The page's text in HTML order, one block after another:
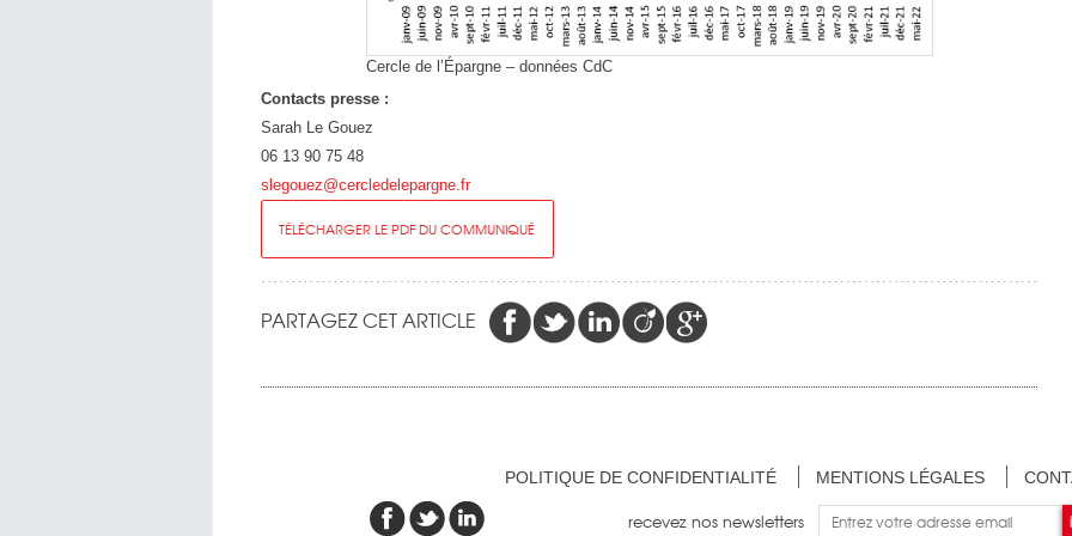
Cercle de l’Épargne – données CdC
Contacts presse :
Sarah Le Gouez
06 13 90 75 48
slegouez@cercledelepargne.fr
TÉLÉCHARGER LE PDF DU COMMUNIQUÉ
PARTAGEZ CET ARTICLE
POLITIQUE DE CONFIDENTIALITÉ MENTIONS LÉGALES
recevez nos newsletters